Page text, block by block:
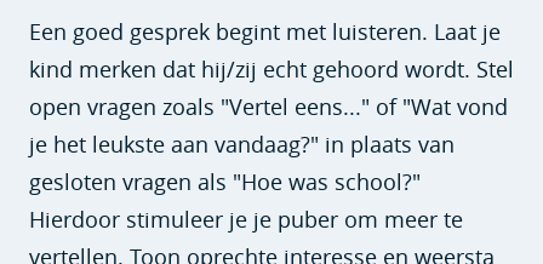
Een goed gesprek begint met luisteren. Laat je
kind merken dat hij/zij echt gehoord wordt. Stel
open vragen zoals "Vertel eens..." of "Wat vond
je het leukste aan vandaag?" in plaats van
gesloten vragen als "Hoe was school?"
Hierdoor stimuleer je je puber om meer te
vertellen. Toon oprechte interesse en weersta